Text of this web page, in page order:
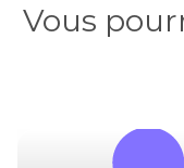
Vous